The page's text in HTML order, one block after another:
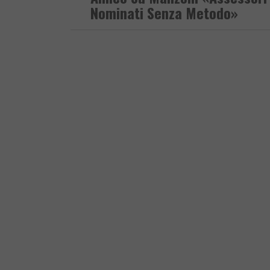
Nominati Senza Metodo»